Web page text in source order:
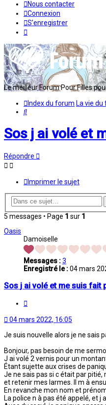
Nous contacter
Connexion
S’enregistrer
Le meilleur Forum Pour Filles
Index du forum La vie
Rechercher
Sos j ai volé et
Répondre
Imprimer le sujet
5 messages • Page 1 sur 1
Oasis
Damoiselle
Messages :3
Enregistré le :04 mars
Sos j ai volé et me suis fait
04 mars 2022, 16:05
Je suis nouvelle alors je ne sais
Bonjour, pas besoin de me
J ai volé 2 vernis pour un
Étant sujette aux crises de
Je ne sais pas si c était par
et retenir mes larmes. Il m à
En revanche mon nom et
La police n à pas été appelé, et j